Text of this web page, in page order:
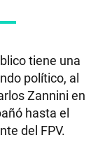
tiene una
político, al
Zannini en
hasta el
del FPV.